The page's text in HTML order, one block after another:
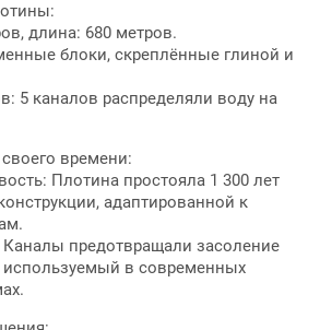
длина: 680 метров.
блоки, скреплённые глиной и
5 каналов распределяли воду на
времени:
Плотина простояла 1 300 лет
адаптированной к
Каналы предотвращали засоление
в современных